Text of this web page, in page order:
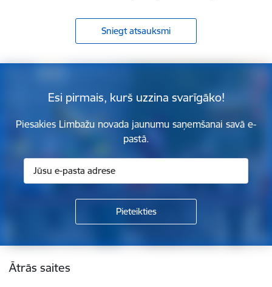
Sniegt atsauksmi
Esi pirmais, kurš uzzina svarīgāko!
Piesakies Limbažu novada jaunumu saņemšanai savā e-
pastā.
Kājene
Ātrās saites